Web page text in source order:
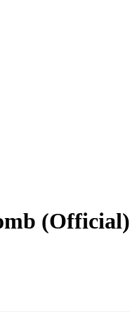
(Official)